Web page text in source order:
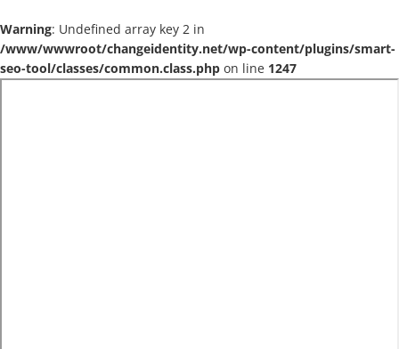
Warning: Undefined array key 2 in
/www/wwwroot/changeidentity.net/wp-content/plugins/smart-
seo-tool/classes/common.class.php on line 1247